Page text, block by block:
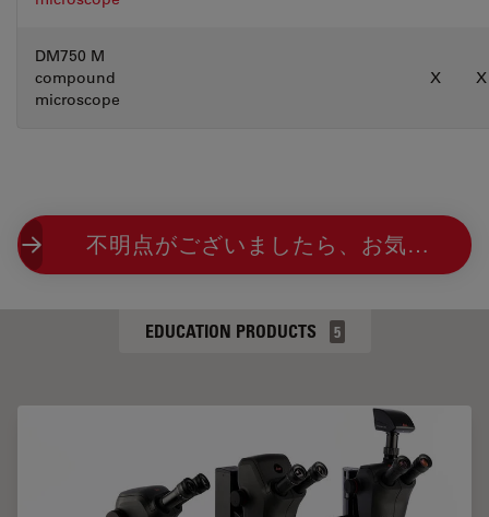
DM750 M
compound
microscope
X X
不明点がございましたら、お気軽にお問い合わせください。
EDUCATION PRODUCTS 5